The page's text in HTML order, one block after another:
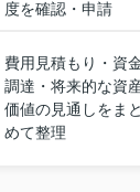
度を確認・申請
費用見積もり・資
調達・将来的な資
価値の見通しをまと
めて整理